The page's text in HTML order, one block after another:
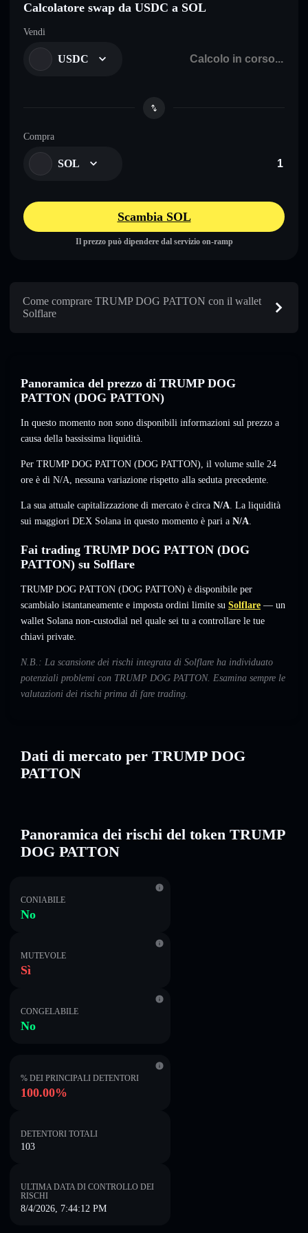
Calcolatore swap da USDC a SOL
Vendi
USDC
Compra
SOL
Scambia SOL
Il prezzo può dipendere dal servizio on-ramp
Come comprare TRUMP DOG PATTON con il wallet
Solflare
Panoramica del prezzo di TRUMP DOG
PATTON (DOG PATTON)
In questo momento non sono disponibili informazioni sul prezzo a
causa della bassissima liquidità.
Per TRUMP DOG PATTON (DOG PATTON), il volume sulle 24
ore è di N/A, nessuna variazione rispetto alla seduta precedente.
La sua attuale capitalizzazione di mercato è circa N/A. La liquidità
sui maggiori DEX Solana in questo momento è pari a N/A.
Fai trading TRUMP DOG PATTON (DOG
PATTON) su Solflare
TRUMP DOG PATTON (DOG PATTON) è disponibile per
scambialo istantaneamente e imposta ordini limite su Solflare — un
wallet Solana non-custodial nel quale sei tu a controllare le tue
chiavi private.
N.B.: La scansione dei rischi integrata di Solflare ha individuato
potenziali problemi con TRUMP DOG PATTON. Esamina sempre le
valutazioni dei rischi prima di fare trading.
Dati di mercato per TRUMP DOG
PATTON
Panoramica dei rischi del token TRUMP
DOG PATTON
CONIABILE
No
MUTEVOLE
Sì
CONGELABILE
No
% DEI PRINCIPALI DETENTORI
100.00%
DETENTORI TOTALI
103
ULTIMA DATA DI CONTROLLO DEI
RISCHI
8/4/2026, 7:44:12 PM